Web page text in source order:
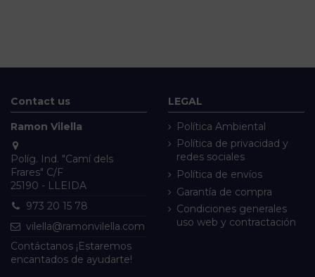
Contact us
Ramon Vilella
Políg. Ind. "Camí dels
Frares" C/F
25190 - LLEIDA
973 20 15 78
vilella@ramonvilella.com
Contáctanos ¡Estaremos
encantados de ayudarte!
LEGAL
Política Ambiental
Política de privacidad y
redes sociales
Política de envíos
Garantía de compra
Condiciones generales
uso web y contractación